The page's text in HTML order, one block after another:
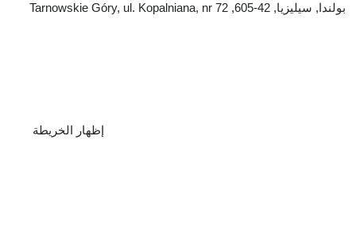
بولندا, سيليزيا, 42-605, Tarnowskie Góry, ul. Kopalniana, nr 72
إظهار الخريطة